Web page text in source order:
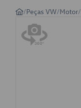
/Peças VW/Motor/